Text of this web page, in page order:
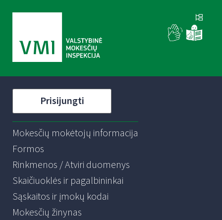
Prisijungti
Mokesčių mokėtojų informacija
Formos
Rinkmenos / Atviri duomenys
Skaičiuoklės ir pagalbininkai
Sąskaitos ir įmokų kodai
Mokesčių žinynas